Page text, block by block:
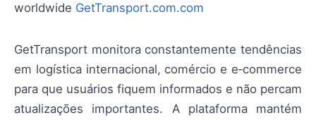
worldwide GetTransport.com.com
GetTransport monitora constantemente tendências
em logística internacional, comércio e e‑commerce
para que usuários fiquem informados e não percam
atualizações importantes. A plataforma mantém